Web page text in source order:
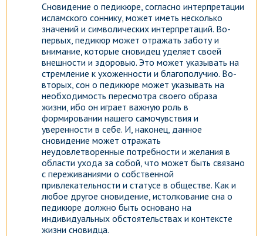
Сновидение о педикюре, согласно интерпретации
исламского соннику, может иметь несколько
значений и символических интерпретаций. Во-
первых, педикюр может отражать заботу и
внимание, которые сновидец уделяет своей
внешности и здоровью. Это может указывать на
стремление к ухоженности и благополучию. Во-
вторых, сон о педикюре может указывать на
необходимость пересмотра своего образа
жизни, ибо он играет важную роль в
формировании нашего самочувствия и
уверенности в себе. И, наконец, данное
сновидение может отражать
неудовлетворенные потребности и желания в
области ухода за собой, что может быть связано
с переживаниями о собственной
привлекательности и статусе в обществе. Как и
любое другое сновидение, истолкование сна о
педикюре должно быть основано на
индивидуальных обстоятельствах и контексте
жизни сновидца.